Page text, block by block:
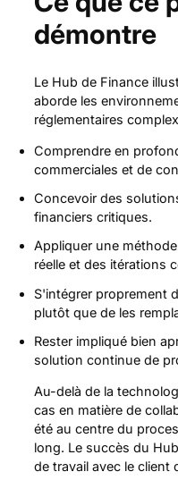
démontre
Le Hub de Finance
aborde les
réglementaires
Comprendre en
commerciales et de
Concevoir des
financiers critiques.
Appliquer une
réelle et des itérations
S'intégrer proprement
plutôt que de les
Rester impliqué bien
solution continue de
Au-delà de la
cas en matière de
été au centre du
long. Le succès du
de travail avec le